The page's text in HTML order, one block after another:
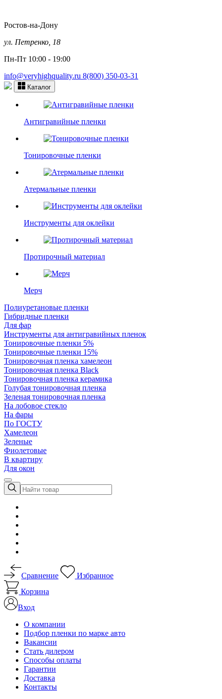
Ростов-на-Дону
ул. Петренко, 18
Пн-Пт 10:00 - 19:00
info@veryhighquality.ru 8(800) 350-03-31
Каталог
Антигравийные пленки
Тонировочные пленки
Атермальные пленки
Инструменты для оклейки
Протирочный материал
Мерч
Полиуретановые пленки
Гибридные пленки
Для фар
Инструменты для антигравийных пленок
Тонировочные пленки 5%
Тонировочные пленки 15%
Тонировочная пленка хамелеон
Тонировочная пленка Black
Тонировочная пленка керамика
Голубая тонировочная пленка
Зеленая тонировочная пленка
На лобовое стекло
На фары
По ГОСТУ
Хамелеон
Зеленые
Фиолетовые
В квартиру
Для окон
Сравнение
Избранное
Корзина
Вход
О компании
Подбор пленки по марке авто
Вакансии
Стать дилером
Способы оплаты
Гарантии
Доставка
Контакты